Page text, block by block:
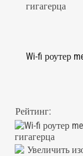
гигагерца
Wi-fi роутер
Рейтинг:
Увеличить